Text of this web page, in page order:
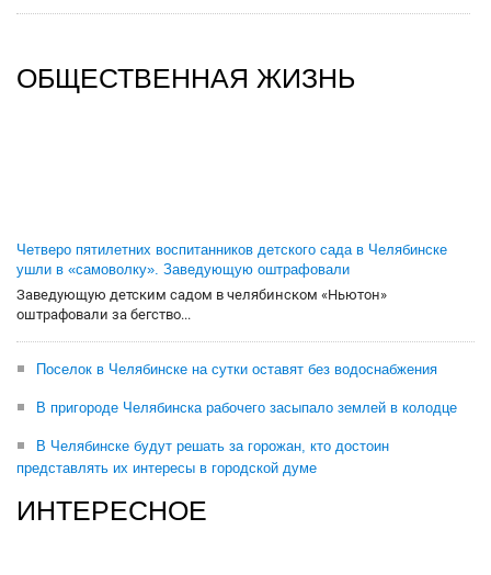
ОБЩЕСТВЕННАЯ ЖИЗНЬ
Четверо пятилетних воспитанников детского сада в Челябинске
ушли в «самоволку». Заведующую оштрафовали
Заведующую детским садом в челябинском «Ньютон»
оштрафовали за бегство...
Поселок в Челябинске на сутки оставят без водоснабжения
В пригороде Челябинска рабочего засыпало землей в колодце
В Челябинске будут решать за горожан, кто достоин
представлять их интересы в городской думе
ИНТЕРЕСНОЕ